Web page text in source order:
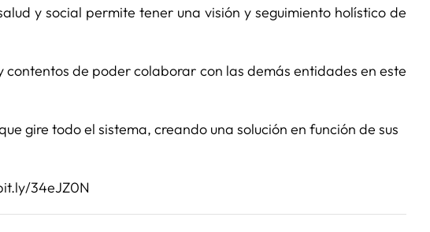
y social permite tener una visión y seguimiento holístico de
contentos de poder colaborar con las demás entidades en este
gire todo el sistema, creando una solución en función de sus
34eJZ0N